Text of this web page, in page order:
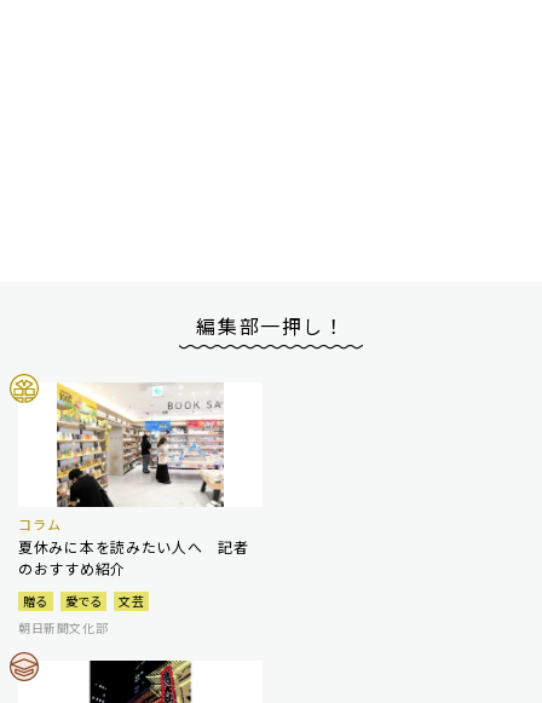
編集部一押し！
コラム
夏休みに本を読みたい人へ 記者
のおすすめ紹介
贈る 愛でる
文芸
朝日新聞文化部